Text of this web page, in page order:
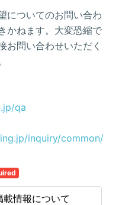
についてのお問い合わ
かねます。大変恐縮で
お問い合わせいただく
qa
inquiry/common/
載情報について